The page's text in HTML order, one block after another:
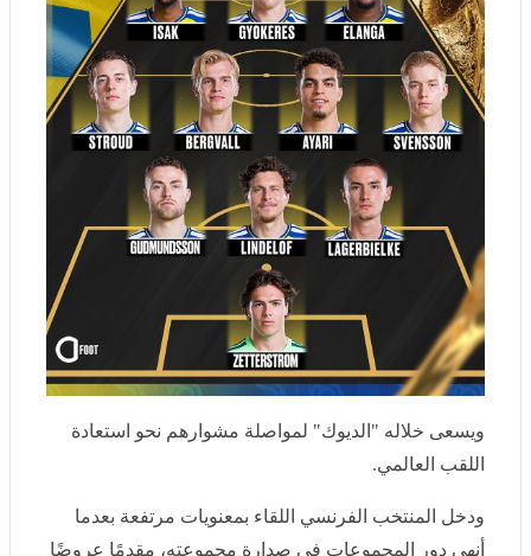
ويسعى خلاله "الديوك" لمواصلة مشوارهم نحو استعادة
اللقب العالمي.
ودخل المنتخب الفرنسي اللقاء بمعنويات مرتفعة بعدما أنهى